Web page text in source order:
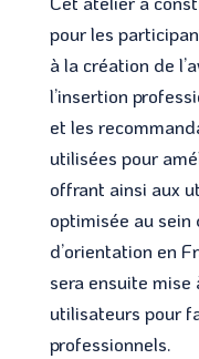
pour les
à la création de
l’insertion
et les
utilisées pour
offrant ainsi aux
optimisée au sein
d’orientation en
sera ensuite
utilisateurs pour
professionnels.